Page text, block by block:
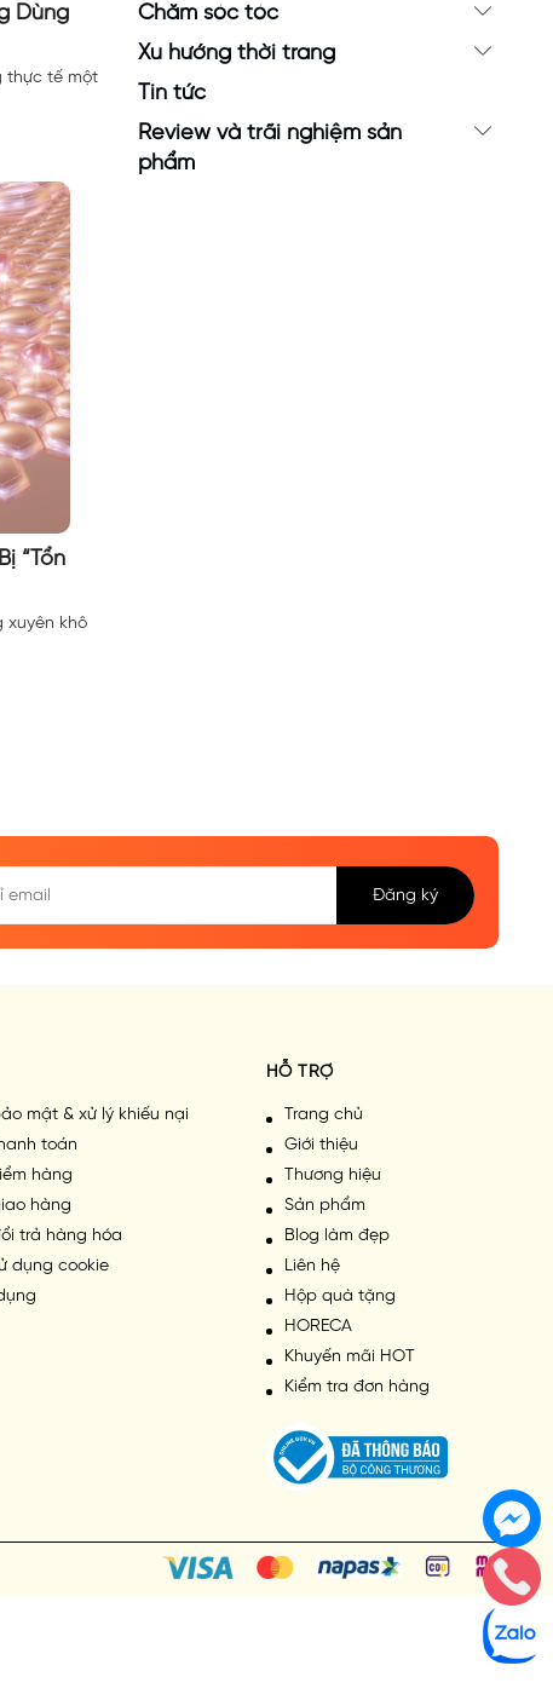
Dùng
thực tế một
“Tổn
xuyên khô
Chăm sóc tóc
Xu hướng thời trang
Tin tức
Review và trãi nghiệm sản
phẩm
Đăng ký
mật & xử lý khiếu nại
toán
hàng
hàng
trả hàng hóa
dụng cookie
HỖ TRỢ
Trang chủ
Giới thiệu
Thương hiệu
Sản phẩm
Blog làm đẹp
Liên hệ
Hộp quà tặng
HORECA
Khuyến mãi HOT
Kiểm tra đơn hàng